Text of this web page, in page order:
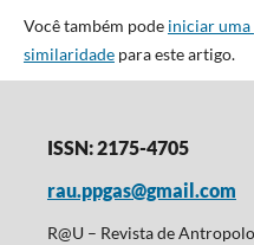
Você também pode iniciar uma
similaridadepara este artigo.
ISSN: 2175-4705
rau.ppgas@gmail.com
R@U – Revista de